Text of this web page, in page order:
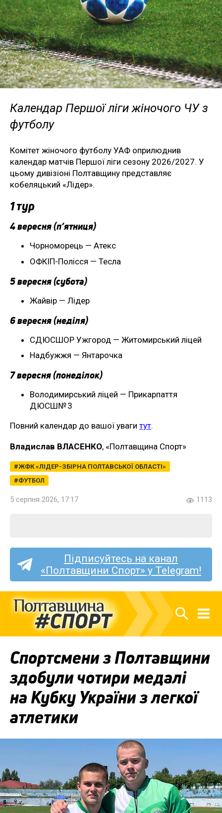
Календар Першої ліги жіночого ЧУ з
футболу
Комітет жіночого футболу УАФ оприлюднив
календар матчів Першої ліги сезону 2026/2027. У
цьому дивізіоні Полтавщину представляє
кобеляцький «Лідер».
1 тур
4 вересня (п’ятниця)
Чорноморець — Атекс
ОФКІП-Полісся — Тесла
5 вересня (субота)
Жайвір — Лідер
6 вересня (неділя)
СДЮСШОР Ужгород — Житомирський ліцей
Надбужжя — Янтарочка
7 вересня (понеділок)
Володимирський ліцей — Прикарпаття
ДЮСШ№ 3
Повний календар до вашої уваги тут.
Владислав ВЛАСЕНКО, «Полтавщина Спорт»
ЖФК «ЛІДЕР-ЗБІРНА ПОЛТАВСЬКОЇ ОБЛАСТІ»
ФУТБОЛ
5 серпня 2026, 17:17 1113
Підписуйтесь на канал
«Полтавщини Спорт» у Telegram!
Спортсмени з Полтавщини
здобули чотири медалі
на Кубку України з легкої
атлетики